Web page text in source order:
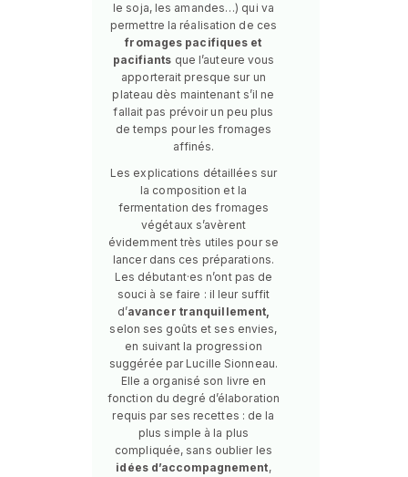
le soja, les amandes…) qui va
permettre la réalisation de ces
fromages pacifiques et
pacifiants que l’auteure vous
apporterait presque sur un
plateau dès maintenant s’il ne
fallait pas prévoir un peu plus
de temps pour les fromages
affinés.
Les explications détaillées sur
la composition et la
fermentation des fromages
végétaux s’avèrent
évidemment très utiles pour se
lancer dans ces préparations.
Les débutant·es n’ont pas de
souci à se faire : il leur suffit
d’avancer tranquillement,
selon ses goûts et ses envies,
en suivant la progression
suggérée par Lucille Sionneau.
Elle a organisé son livre en
fonction du degré d’élaboration
requis par ses recettes : de la
plus simple à la plus
compliquée, sans oublier les
idées d’accompagnement,